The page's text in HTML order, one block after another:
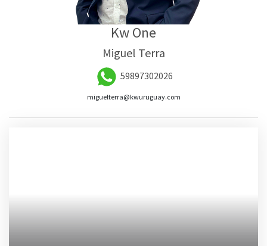
Kw One
Miguel Terra
59897302026
miguelterra@kwuruguay.com